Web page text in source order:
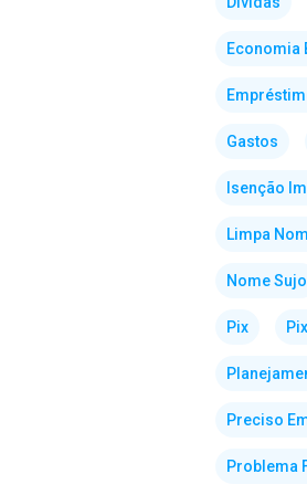
Economia
Gastos
Isenção
Limpa
Nome Sujo
Pix
Preciso
Problema